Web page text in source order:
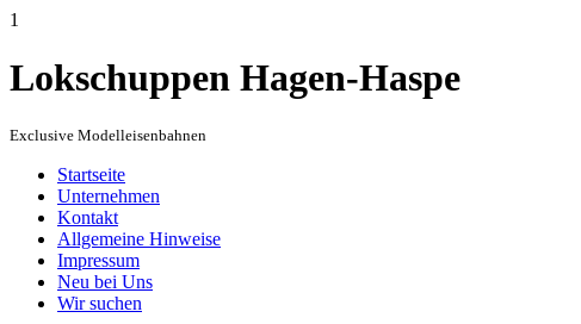
1
Lokschuppen Hagen-Haspe
Exclusive Modelleisenbahnen
Startseite
Unternehmen
Kontakt
Allgemeine Hinweise
Impressum
Neu bei Uns
Wir suchen